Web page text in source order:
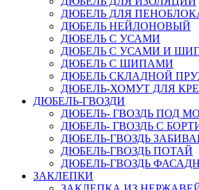
ДЮБЕЛЬ ДЛЯ
ДЮБЕЛЬ НЕЙЛОНОВЫЙ
ДЮБЕЛЬ С УСАМИ
ДЮБЕЛЬ С УСАМИ И
ДЮБЕЛЬ С ШИПАМИ
ДЮБЕЛЬ СКЛАДНОЙ
ДЮБЕЛЬ-ХОМУТ ДЛЯ
ДЮБЕЛЬ-ГВОЗДИ
ДЮБЕЛЬ- ГВОЗДЬ ПОД
ДЮБЕЛЬ- ГВОЗДЬ С
ДЮБЕЛЬ-ГВОЗДЬ
ДЮБЕЛЬ-ГВОЗДЬ ПОТАЙ
ДЮБЕЛЬ-ГВОЗДЬ
ЗАКЛЕПКИ